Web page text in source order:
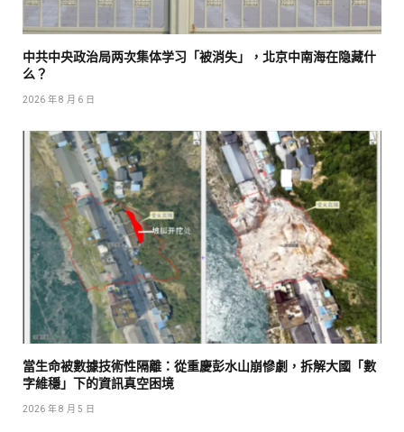
中共中央政治局两次集体学习「被消失」，北京中南海在隐藏什
么？
2026 年 8 月 6 日
當生命被數據技術性隔離：從重慶彭水山崩慘劇，拆解大國「數
字維穩」下的資訊真空困境
2026 年 8 月 5 日